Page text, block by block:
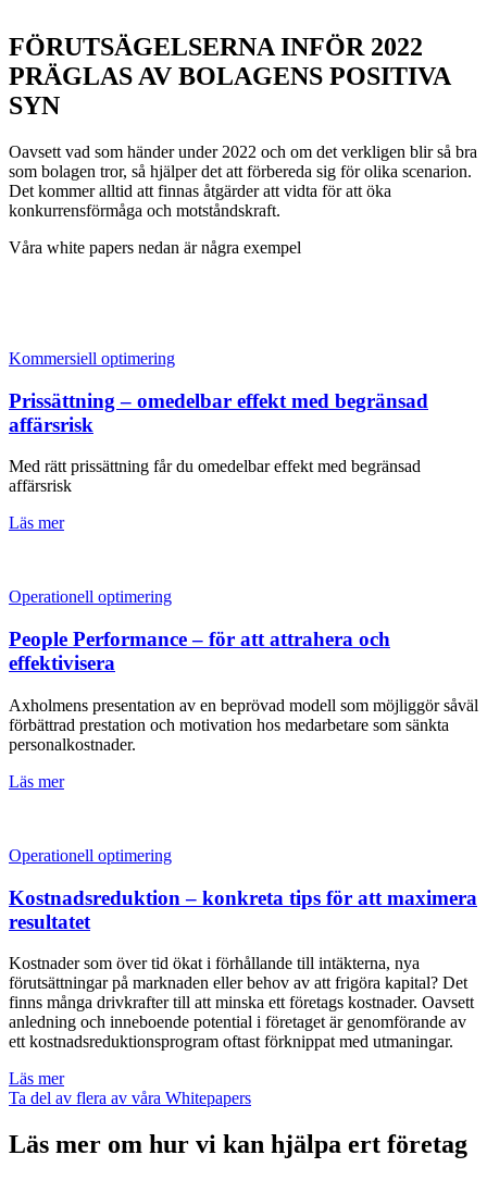
FÖRUTSÄGELSERNA INFÖR 2022
PRÄGLAS AV BOLAGENS POSITIVA
SYN
Oavsett vad som händer under 2022 och om det verkligen blir så bra
som bolagen tror, så hjälper det att förbereda sig för olika scenarion.
Det kommer alltid att finnas åtgärder att vidta för att öka
konkurrensförmåga och motståndskraft.
Våra white papers nedan är några exempel
Kommersiell optimering
Prissättning – omedelbar effekt med begränsad
affärsrisk
Med rätt prissättning får du omedelbar effekt med begränsad
affärsrisk
Läs mer
Operationell optimering
People Performance – för att attrahera och
effektivisera
Axholmens presentation av en beprövad modell som möjliggör såväl
förbättrad prestation och motivation hos medarbetare som sänkta
personalkostnader.
Läs mer
Operationell optimering
Kostnadsreduktion – konkreta tips för att maximera
resultatet
Kostnader som över tid ökat i förhållande till intäkterna, nya
förutsättningar på marknaden eller behov av att frigöra kapital? Det
finns många drivkrafter till att minska ett företags kostnader. Oavsett
anledning och inneboende potential i företaget är genomförande av
ett kostnadsreduktionsprogram oftast förknippat med utmaningar.
Läs mer
Ta del av flera av våra Whitepapers
Läs mer om hur vi kan hjälpa ert företag